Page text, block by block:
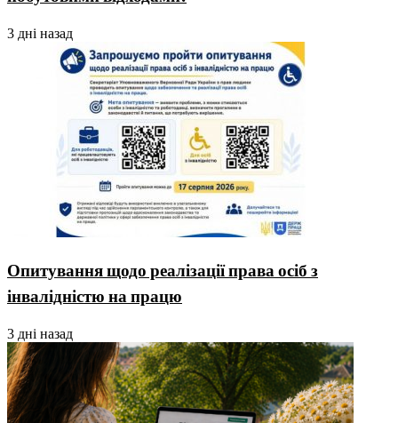
3 дні назад
Опитування щодо реалізації права осіб з
інвалідністю на працю
3 дні назад